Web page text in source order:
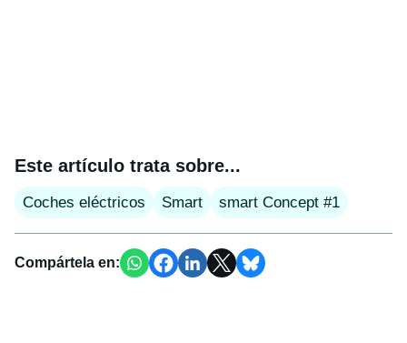
Este artículo trata sobre...
Coches eléctricos Smart smart Concept #1
Compártela en: